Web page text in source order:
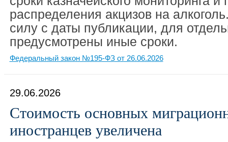
распределения акцизов на
силу с даты публикации, для
предусмотрены иные сроки.
Федеральный закон №195-ФЗ от 26.06.2026
29.06.2026
Стоимость основных
иностранцев увеличена